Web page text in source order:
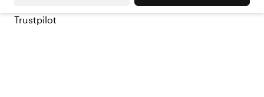
Trustpilot